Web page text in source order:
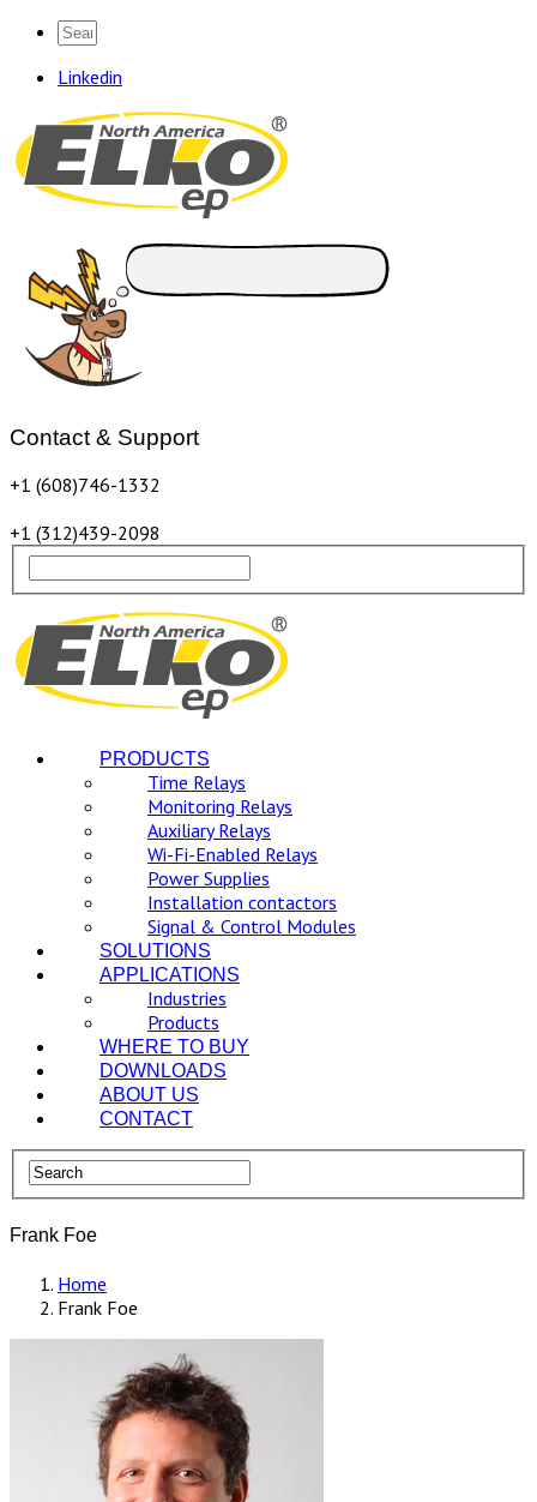
Linkedin
Contact & Support
+1 (608)746-1332
+1 (312)439-2098
PRODUCTS
Time Relays
Monitoring Relays
Auxiliary Relays
Wi-Fi-Enabled Relays
Power Supplies
Installation contactors
Signal & Control Modules
SOLUTIONS
APPLICATIONS
Industries
Products
WHERE TO BUY
DOWNLOADS
ABOUT US
CONTACT
Frank Foe
Home
Frank Foe